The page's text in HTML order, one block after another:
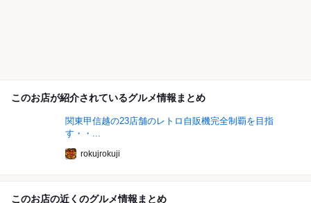
このお店が紹介されているグルメ情報まとめ
関東甲信越の23店舗のレトロ自販機完全制覇を目指
す・・...
rokujrokuji
このお店の近くのグルメ情報まとめ